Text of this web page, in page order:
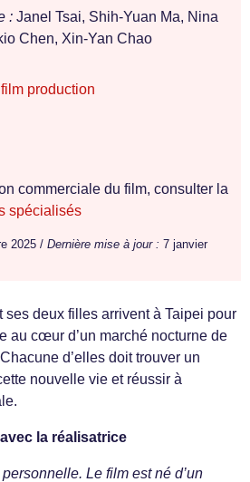
: Janel Tsai, Shih-Yuan Ma, Nina
Chen, Xin-Yan Chao
production
commerciale du film, consulter la
spécialisés
2025 / Dernière mise à jour : 7 janvier
ses deux filles arrivent à Taipei pour
au cœur d’un marché nocturne de
d’elles doit trouver un
nouvelle vie et réussir à
la réalisatrice
Le film est né d’un